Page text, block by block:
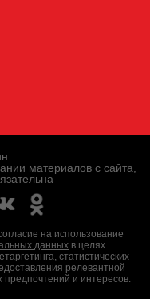
материалов с сайта,
на использование
данных в целях
статистических
релевантной
и интересов.